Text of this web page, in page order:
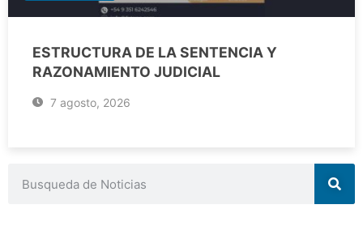
ESTRUCTURA DE LA SENTENCIA Y
RAZONAMIENTO JUDICIAL
7 agosto, 2026